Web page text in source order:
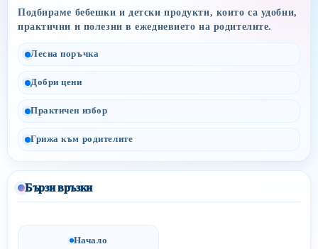
Подбираме бебешки и детски продукти, които са удобни,
практични и полезни в ежедневието на родителите.
Лесна поръчка
Добри цени
Практичен избор
Грижа към родителите
Бързи връзки
Начало